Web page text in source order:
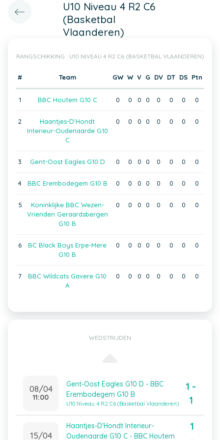
U10 Niveau 4 R2 C6
(Basketbal
Vlaanderen)
RANGSCHIKKING : U10 NIVEAU 4 R2 C6 (BASKETBAL VLAANDEREN)
# Team GW W V G DV DT DS Ptn
1 BBC Houtem G10 C 0 0 0 0 0 0 0 0
2
Haantjes-D'Hondt
Interieur-Oudenaarde G10
C
0 0 0 0 0 0 0 0
3 Gent-Oost Eagles G10 D 0 0 0 0 0 0 0 0
4 BBC Erembodegem G10 B 0 0 0 0 0 0 0 0
5
Koninklijke BBC Wezen-
Vrienden Geraardsbergen
G10 B
0 0 0 0 0 0 0 0
6
BC Black Boys Erpe-Mere
G10 B
0 0 0 0 0 0 0 0
7
BBC Wildcats Gavere G10
A
0 0 0 0 0 0 0 0
WEDSTRIJDEN
08/04
11:00
Gent-Oost Eagles G10 D - BBC
Erembodegem G10 B
U10 Niveau 4 R2 C6 (Basketbal Vlaanderen)
1 -
1
15/04
Haantjes-D'Hondt Interieur-
Oudenaarde G10 C - BBC Houtem
1